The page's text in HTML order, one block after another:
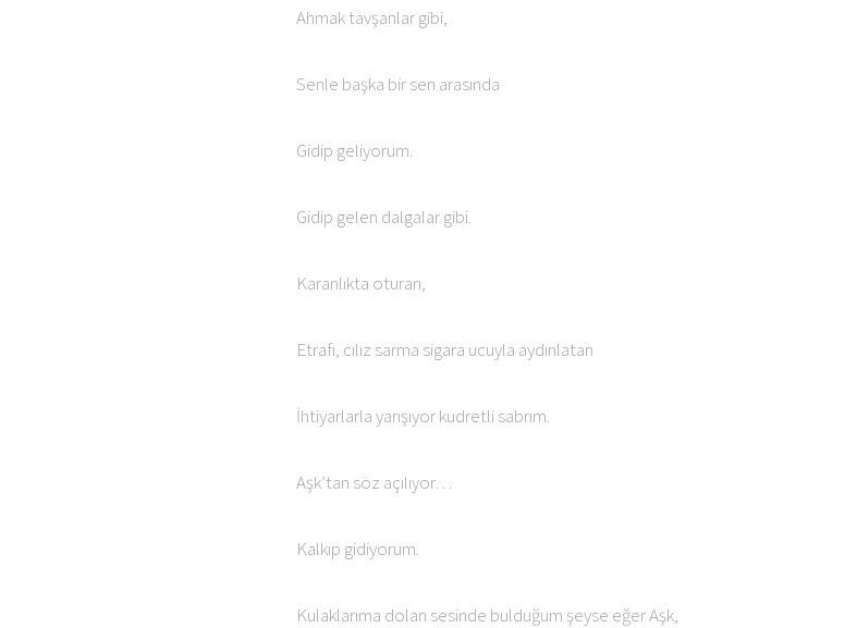
Ahmak tavşanlar gibi,
Senle başka bir sen arasında
Gidip geliyorum.
Gidip gelen dalgalar gibi.
Karanlıkta oturan,
Etrafı, cılız sarma sigara ucuyla aydınlatan
İhtiyarlarla yarışıyor kudretli sabrım.
Aşk’tan söz açılıyor…
Kalkıp gidiyorum.
Kulaklarıma dolan sesinde bulduğum şeyse eğer Aşk,